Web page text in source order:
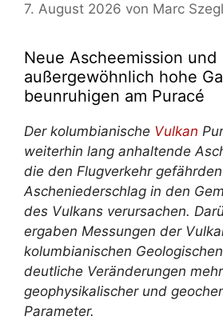
7. August 2026 von Marc
Neue Ascheemission und
außergewöhnlich hohe
beunruhigen am Puracé
Der kolumbianische Vulkan
weiterhin lang anhaltende
die den Flugverkehr
Ascheniederschlag in den
des Vulkans verursachen.
ergaben Messungen der
kolumbianischen
deutliche Veränderungen
geophysikalischer und
Parameter.